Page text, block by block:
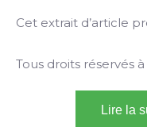
Cet extrait d’article
Tous droits réservés
Lire la